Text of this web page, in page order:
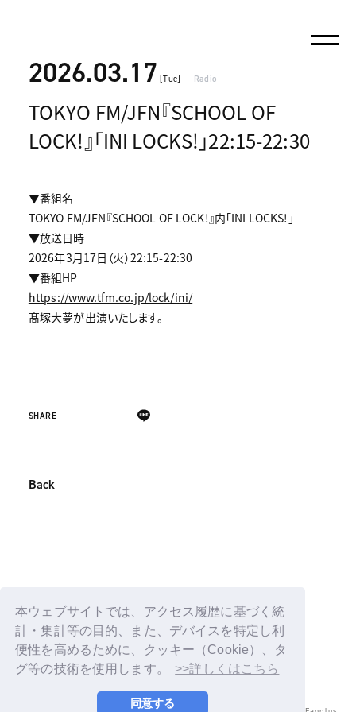
本ウェブサイトでは、アクセス履歴に基づく統
計・集計等の目的、また、デバイスを特定し利
便性を高めるために、クッキー（Cookie）、タ
グ等の技術を使用します。
>>詳しくはこちら
同意する
2026.03.17 [Tue] Radio
TOKYO FM/JFN『SCHOOL OF
LOCK!』「INI LOCKS!」22:15-22:30
▼番組名
TOKYO FM/JFN『SCHOOL OF LOCK!』内「INI LOCKS!」
▼放送日時
2026年3月17日（火）22:15-22:30
▼番組HP
https://www.tfm.co.jp/lock/ini/
髙塚大夢が出演いたします。
SHARE
Back